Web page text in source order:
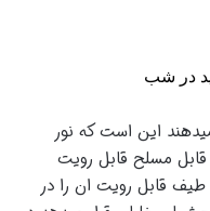
در شب
این است که نور
مسلح قابل رویت
قابل رویت ان را در